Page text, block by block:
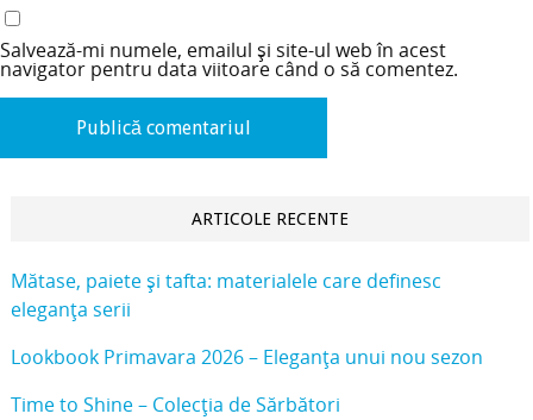
Salvează-mi numele, emailul și site-ul web în acest
navigator pentru data viitoare când o să comentez.
ARTICOLE RECENTE
Mătase, paiete și tafta: materialele care definesc
eleganța serii
Lookbook Primavara 2026 – Eleganța unui nou sezon
Time to Shine – Colecția de Sărbători